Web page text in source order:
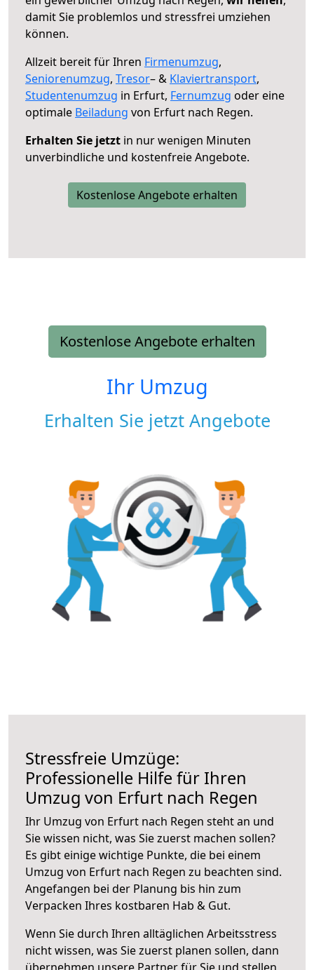
damit Sie problemlos und stressfrei umziehen
können.
Allzeit bereit für Ihren Firmenumzug,
Seniorenumzug, Tresor– & Klaviertransport,
Studentenumzug in Erfurt, Fernumzug oder eine
optimale Beiladung von Erfurt nach Regen.
Erhalten Sie jetzt in nur wenigen Minuten
unverbindliche und kostenfreie Angebote.
Kostenlose Angebote erhalten
Kostenlose Angebote erhalten
Ihr Umzug
Erhalten Sie jetzt Angebote
Stressfreie Umzüge:
Professionelle Hilfe für Ihren
Umzug von Erfurt nach Regen
Ihr Umzug von Erfurt nach Regen steht an und
Sie wissen nicht, was Sie zuerst machen sollen?
Es gibt einige wichtige Punkte, die bei einem
Umzug von Erfurt nach Regen zu beachten sind.
Angefangen bei der Planung bis hin zum
Verpacken Ihres kostbaren Hab & Gut.
Wenn Sie durch Ihren alltäglichen Arbeitsstress
nicht wissen, was Sie zuerst planen sollen, dann